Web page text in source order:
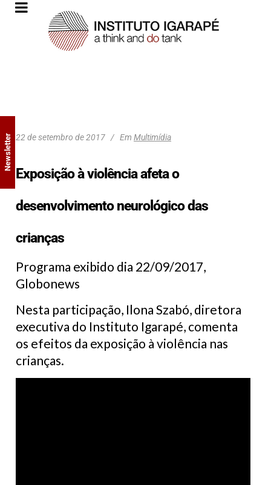
22 de setembro de 2017 Em Multimídia
Exposição à violência afeta o
desenvolvimento neurológico das
crianças
Programa exibido dia 22/09/2017,
Globonews
Nesta participação, Ilona Szabó, diretora
executiva do Instituto Igarapé, comenta
os efeitos da exposição à violência nas
crianças.
Newsletter